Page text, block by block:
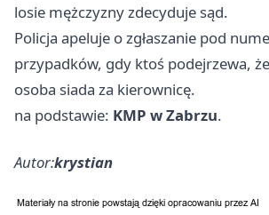
losie mężczyzny zdecyduje sąd.
Policja apeluje o zgłaszanie pod
przypadków, gdy ktoś podejrzewa,
osoba siada za kierownicę.
na podstawie: KMP w Zabrzu.
Autor:krystian